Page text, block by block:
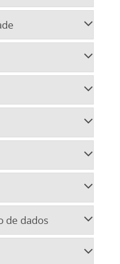
de dados